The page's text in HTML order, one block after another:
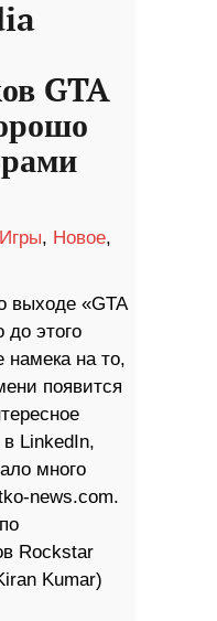
GTA
Игры, Новое,
выходе «GTA
до этого
на то,
появится
LinkedIn,
много
news.com.
Rockstar
Kumar)